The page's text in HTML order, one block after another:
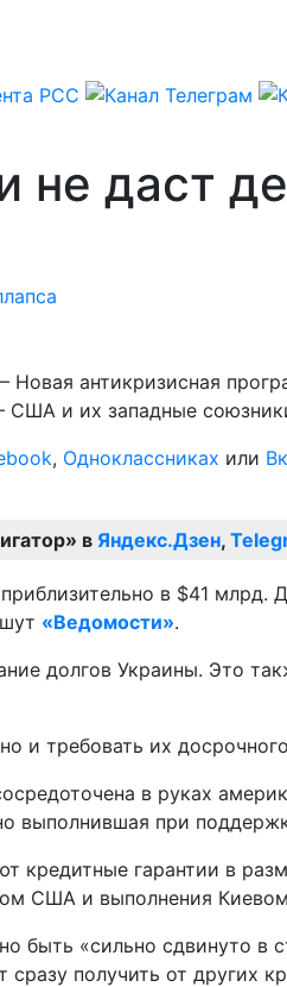
даст
антикризисная
и их западные
, Одноклассниках или
в Яндекс.Дзен,
в $41
«Ведомости».
долгов Украины. Это
и требовать их
в руках
выполнившая при
гарантии в
США и выполнения
быть «сильно сдвинуто в
получить от других